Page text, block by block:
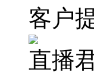
客户
直播